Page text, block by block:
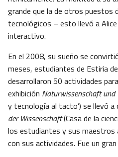
grande que la de otros puestos
tecnológicos – esto llevó a
interactivo.
En el 2008, su sueño se
meses, estudiantes de Estiria
desarrollaron 50 actividades
exhibición Naturwissenschaft und
y tecnología al tacto’) se llevó a
der Wissenschaft(Casa de la
los estudiantes y sus maestros
con sus actividades. Fue un